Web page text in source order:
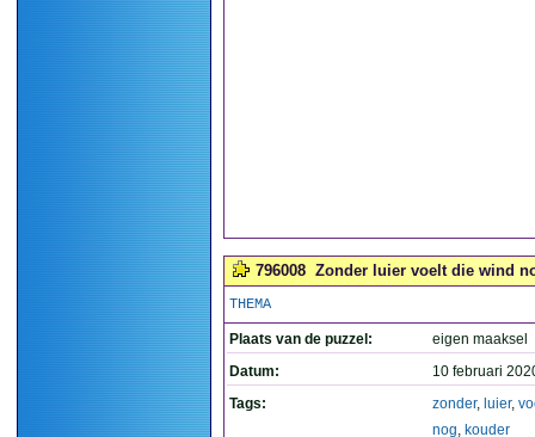
796008 Zonder luier voelt die wind
THEMA
Plaats van de puzzel:
eigen maaksel
Datum:
10 februari
Tags:
zonder, luier,
nog, kouder